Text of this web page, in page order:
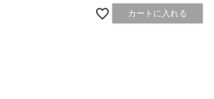
カートに入れる